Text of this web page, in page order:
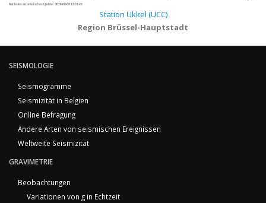
Nächstes automatisches Update : 2026-08-09 12:01:40
Station Ukkel (UCC)
Region Brüssel-Hauptstadt
SEISMOLOGIE
Seismogramme
Seismizität in Belgien
Online Befragung
Andere Arten von seismischen Ereignissen
Weltweite Seismizität
GRAVIMETRIE
Beobachtungen
Variationen von g in Echtzeit